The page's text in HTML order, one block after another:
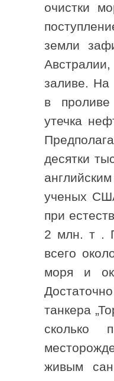
очистки
земли
заливе. На
в проливе
утечка
десятки
ученых
при
2 млн. т .
всего
моря и
танкера
сколько
живым